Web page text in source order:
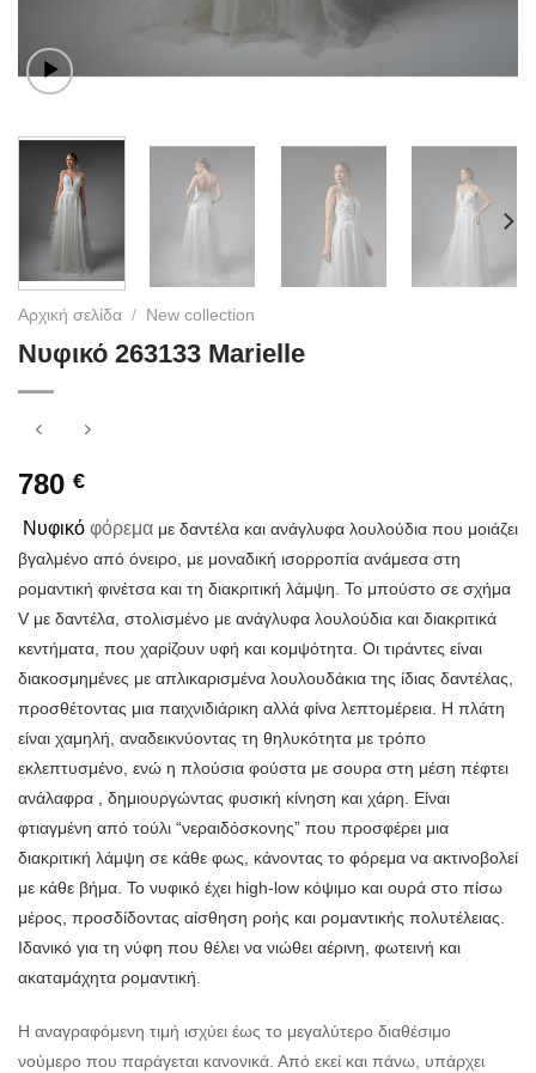
Αρχική σελίδα / New collection
Νυφικό 263133 Marielle
780 €
Νυφικό φόρεμα με δαντέλα και ανάγλυφα λουλούδια που μοιάζει
βγαλμένο από όνειρο, με μοναδική ισορροπία ανάμεσα στη
ρομαντική φινέτσα και τη διακριτική λάμψη. Το μπούστο σε σχήμα
V με δαντέλα, στολισμένο με ανάγλυφα λουλούδια και διακριτικά
κεντήματα, που χαρίζουν υφή και κομψότητα. Οι τιράντες είναι
διακοσμημένες με απλικαρισμένα λουλουδάκια της ίδιας δαντέλας,
προσθέτοντας μια παιχνιδιάρικη αλλά φίνα λεπτομέρεια. Η πλάτη
είναι χαμηλή, αναδεικνύοντας τη θηλυκότητα με τρόπο
εκλεπτυσμένο, ενώ η πλούσια φούστα με σουρα στη μέση πέφτει
ανάλαφρα , δημιουργώντας φυσική κίνηση και χάρη. Είναι
φτιαγμένη από τούλι “νεραιδόσκονης” που προσφέρει μια
διακριτική λάμψη σε κάθε φως, κάνοντας το φόρεμα να ακτινοβολεί
με κάθε βήμα. Το νυφικό έχει high-low κόψιμο και ουρά στο πίσω
μέρος, προσδίδοντας αίσθηση ροής και ρομαντικής πολυτέλειας.
Ιδανικό για τη νύφη που θέλει να νιώθει αέρινη, φωτεινή και
ακαταμάχητα ρομαντική.
Η αναγραφόμενη τιμή ισχύει έως το μεγαλύτερο διαθέσιμο
νούμερο που παράγεται κανονικά. Από εκεί και πάνω, υπάρχει